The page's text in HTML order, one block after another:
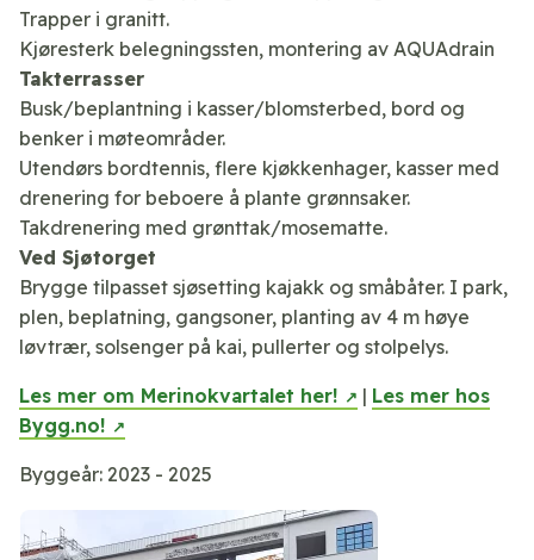
Trapper i granitt.
Kjøresterk belegningssten, montering av AQUAdrain
Takterrasser
Busk/beplantning i kasser/blomsterbed, bord og
benker i møteområder.
Utendørs bordtennis, flere kjøkkenhager, kasser med
drenering for beboere å plante grønnsaker.
Takdrenering med grønttak/mosematte.
Ved Sjøtorget
Brygge tilpasset sjøsetting kajakk og småbåter. I park,
plen, beplatning, gangsoner, planting av 4 m høye
løvtrær, solsenger på kai, pullerter og stolpelys.
Les mer om Merinokvartalet her! | Les mer hos
Bygg.no!
Byggeår: 2023 - 2025